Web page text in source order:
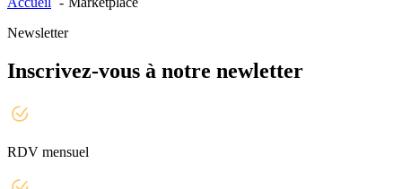
Newsletter
Inscrivez-vous à notre newletter
RDV mensuel